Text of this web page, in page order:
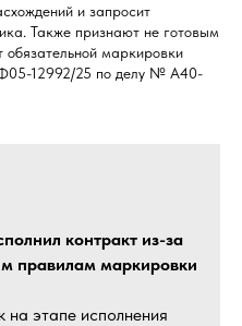
и запросит
Также признают не готовым
обязательной маркировки
12992/25 по делу № А40-
контракт из-за
правилам маркировки
на этапе исполнения